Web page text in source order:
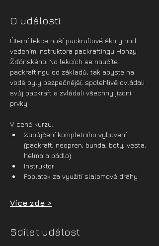
O události
Úterní lekce naší packraftové školy pod
vedením instruktora packraftingu Honzy
Žďánského. Na lekcích se naučíte
packraftingu od základů, tak abyste na
vodě byly bezpečnější, spolehlivě ovládali
svůj packraft a zvládali všechny jízdní
prvky
V ceně kurzu:
Zapůjčení kompletního vybavení
(packraft, neopren, bunda, boty, vesta,
helma a pádlo)
Instruktor
Poplatek za využití slalomové dráhy
Více zde >
Sdílet událost